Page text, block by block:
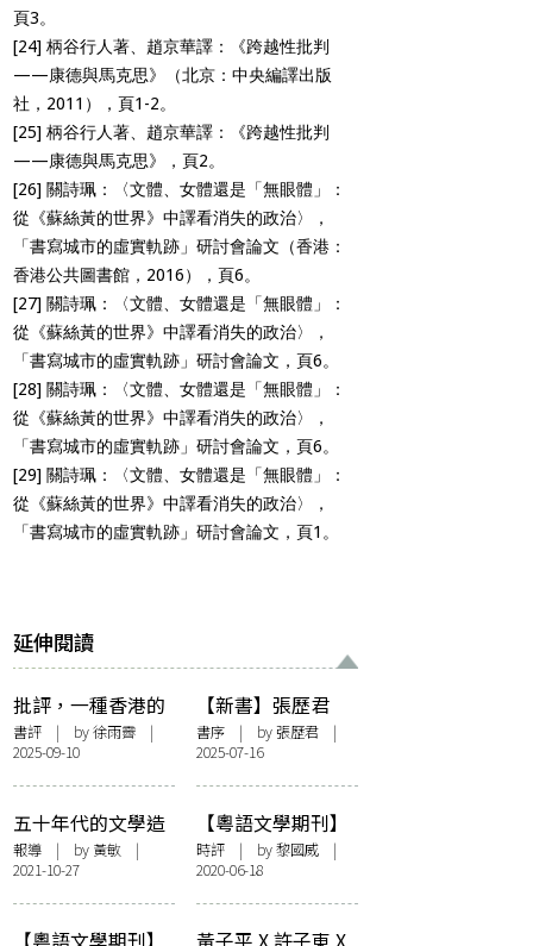
頁3。
[24] 柄谷行人著、趙京華譯：《跨越性批判
——康德與馬克思》（北京：中央編譯出版
社，2011），頁1-2。
[25] 柄谷行人著、趙京華譯：《跨越性批判
——康德與馬克思》，頁2。
[26] 關詩珮：〈文體、女體還是「無眼體」：
從《蘇絲黃的世界》中譯看消失的政治〉，
「書寫城市的虛實軌跡」研討會論文（香港：
香港公共圖書館，2016），頁6。
[27] 關詩珮：〈文體、女體還是「無眼體」：
從《蘇絲黃的世界》中譯看消失的政治〉，
「書寫城市的虛實軌跡」研討會論文，頁6。
[28] 關詩珮：〈文體、女體還是「無眼體」：
從《蘇絲黃的世界》中譯看消失的政治〉，
「書寫城市的虛實軌跡」研討會論文，頁6。
[29] 關詩珮：〈文體、女體還是「無眼體」：
從《蘇絲黃的世界》中譯看消失的政治〉，
「書寫城市的虛實軌跡」研討會論文，頁1。
延伸閱讀
批評，一種香港的
姿態：讀張歷君
《文學的外邊》
書評 | by 徐雨霽 |
2025-09-10
【新書】張歷君
《文學的外邊》後
記——〈香港作為
方法〉
書序| by 張歷君 |
2025-07-16
五十年代的文學造
象 ：樊善標、陳智
德講座記錄
報導 | by 黃敏 |
2021-10-27
【粵語文學期刊】
關於《迴響》，我
想講……
時評| by黎國威|
2020-06-18